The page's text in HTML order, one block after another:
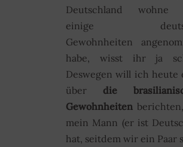
Deutschland wohne
einige
Gewohnheiten
habe, wisst ihr ja
Deswegen will ich heute
über die
Gewohnheiten
mein Mann (er ist
hat, seitdem wir ein Paar